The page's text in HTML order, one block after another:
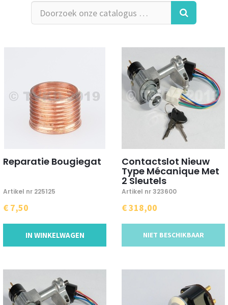
Reparatie Bougiegat
Artikel nr 225125
€ 7,50
IN WINKELWAGEN
Contactslot Nieuw
Type Mécanique Met
2 Sleutels
Artikel nr 323600
€ 318,00
NIET BESCHIKBAAR